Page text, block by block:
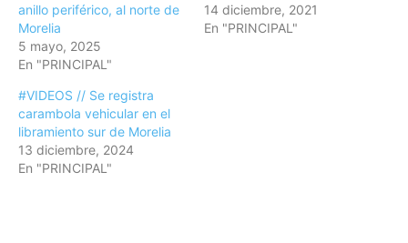
anillo periférico, al norte de
Morelia
5 mayo, 2025
En "PRINCIPAL"
14 diciembre, 2021
En "PRINCIPAL"
#VIDEOS // Se registra
carambola vehicular en el
libramiento sur de Morelia
13 diciembre, 2024
En "PRINCIPAL"